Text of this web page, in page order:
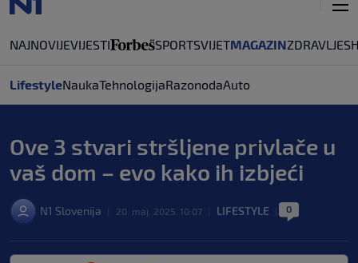
NAJNOVIJEVIJESTI SPORTSVIJETMAGAZINZDRAVLJE
LifestyleNaukaTehnologijaRazonodaAuto
Ove 3 stvari stršljene privlače u
vaš dom – evo kako ih izbjeći
N1 Slovenija 20. maj. 2025. 10:07 LIFESTYLE 0